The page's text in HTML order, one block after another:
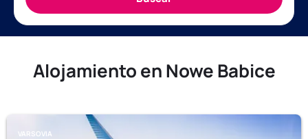
Alojamiento en Nowe Babice
VARSOVIA